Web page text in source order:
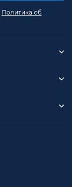
Политика об